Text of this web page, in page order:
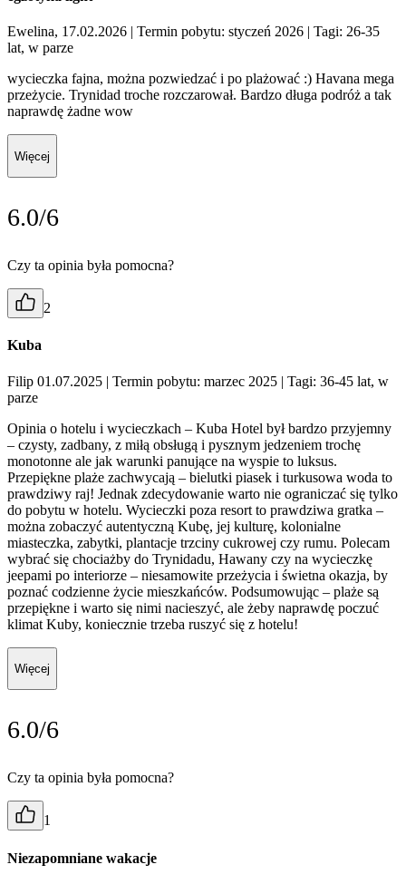
Ewelina, 17.02.2026 | Termin pobytu: styczeń 2026 | Tagi: 26-35
lat, w parze
wycieczka fajna, można pozwiedzać i po plażować :) Havana mega
przeżycie. Trynidad troche rozczarował. Bardzo długa podróż a tak
naprawdę żadne wow
Więcej
6.0/6
Czy ta opinia była pomocna?
2
Kuba
Filip 01.07.2025 | Termin pobytu: marzec 2025 | Tagi: 36-45 lat, w
parze
Opinia o hotelu i wycieczkach – Kuba Hotel był bardzo przyjemny
– czysty, zadbany, z miłą obsługą i pysznym jedzeniem trochę
monotonne ale jak warunki panujące na wyspie to luksus.
Przepiękne plaże zachwycają – bielutki piasek i turkusowa woda to
prawdziwy raj! Jednak zdecydowanie warto nie ograniczać się tylko
do pobytu w hotelu. Wycieczki poza resort to prawdziwa gratka –
można zobaczyć autentyczną Kubę, jej kulturę, kolonialne
miasteczka, zabytki, plantacje trzciny cukrowej czy rumu. Polecam
wybrać się chociażby do Trynidadu, Hawany czy na wycieczkę
jeepami po interiorze – niesamowite przeżycia i świetna okazja, by
poznać codzienne życie mieszkańców. Podsumowując – plaże są
przepiękne i warto się nimi nacieszyć, ale żeby naprawdę poczuć
klimat Kuby, koniecznie trzeba ruszyć się z hotelu!
Więcej
6.0/6
Czy ta opinia była pomocna?
1
Niezapomniane wakacje